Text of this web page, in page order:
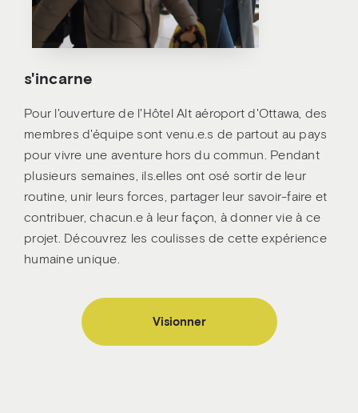
s'incarne
Pour l'ouverture de l'Hôtel Alt aéroport d'Ottawa, des
membres d'équipe sont venu.e.s de partout au pays
pour vivre une aventure hors du commun. Pendant
plusieurs semaines, ils.elles ont osé sortir de leur
routine, unir leurs forces, partager leur savoir-faire et
contribuer, chacun.e à leur façon, à donner vie à ce
projet. Découvrez les coulisses de cette expérience
humaine unique.
Visionner